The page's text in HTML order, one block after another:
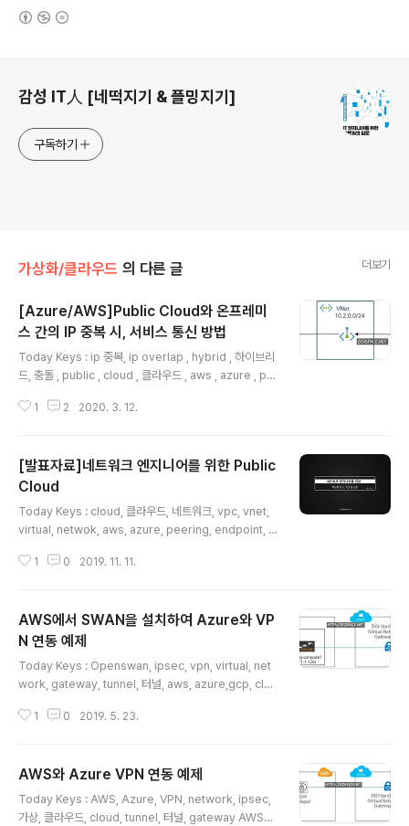
감성 IT人 [네떡지기 & 플밍지기]
구독하기
가상화/클라우드 의 다른 글 더보기
[Azure/AWS]Public Cloud와 온프레미
스 간의 IP 중복 시, 서비스 통신 방법
Today Keys : ip 중복, ip overlap , hybrid , 하이브리
드, 충돌 , public , cloud , 클라우드 , aws , azure , pri
스 간의 네트워크 대역이 중복된 경우에 서비스 호출을 어
중복되지 않은 IP 설계를 해야겠으나, 이미 기존에 구축된
서비스 간의 통신이 필요한 경우에 사용할 수 있는 방법으
로 보시면 될 것 같습니다. Public Cloud와 On-Premis
e를 연동해서 쓰는 하이브리드 클라우드 설계 시에 중요한
부분 중에 하나는 IP 설계입니다. 하이브리드 구성을 위해
서는 Pu..
1 2 2020. 3. 12.
[발표자료]네트워크 엔지니어를 위한 Public
Cloud
Today Keys : cloud, 클라우드, 네트워크, vpc, vnet,
virtual, netwok, aws, azure, peering, endpoint, p
제 27회 네트워크 전문가 따라잡기 커뮤니티에서 발표한
내용은 아니며, Public Cloud 네트워크에서 알아야 하는
라우팅, 피어링, 엔드포인트, 전용선 4가지 주제를 다루어
1 0 2019. 11. 11.
AWS에서 SWAN을 설치하여 Azure와 VP
N 연동 예제
Today Keys : Openswan, ipsec, vpn, virtual, net
work, gateway, tunnel, 터널, aws, azure,gcp, clou
n으로 Azure와 VPN을 연동하는 간단한 예제를 살펴봅니
포스팅에서는 단순히 Tunnel을 맺고 LibreSwan이 설치
된 VM에서 직접 클라우드의 VM까지 통신하는 예제입니
다. 실제 LibreSwan을 VPN으로 사용하기 위해서는 추
1 0 2019. 5. 23.
AWS와 Azure VPN 연동 예제
Today Keys : AWS, Azure, VPN, network, ipsec,
가상, 클라우드, cloud, tunnel, 터널, gateway AWS와